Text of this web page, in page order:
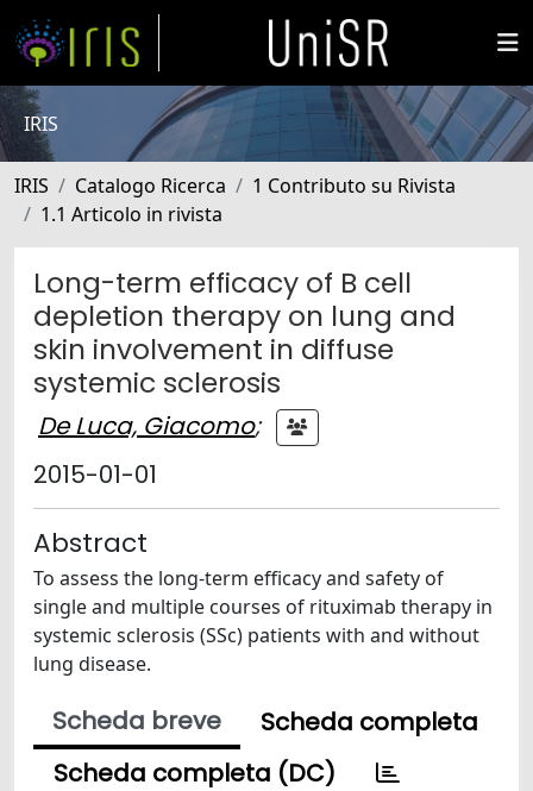
IRIS
IRIS Catalogo Ricerca
1 Contributo su Rivista
1.1 Articolo in rivista
Long-term efficacy of B cell
depletion therapy on lung and
skin involvement in diffuse
systemic sclerosis
De Luca, Giacomo;
2015-01-01
Abstract
To assess the long-term efficacy and safety of
single and multiple courses of rituximab therapy in
systemic sclerosis (SSc) patients with and without
lung disease.
Scheda breve
Scheda completa
Scheda completa (DC)